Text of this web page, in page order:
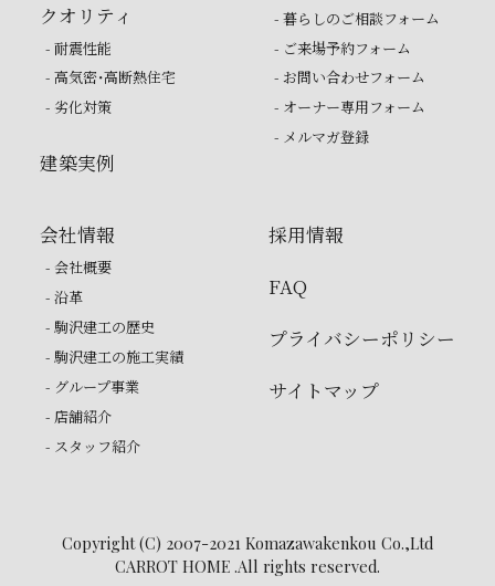
クオリティ
- 耐震性能
- 高気密・高断熱住宅
- 劣化対策
建築実例
- 暮らしのご相談フォーム
- ご来場予約フォーム
- お問い合わせフォーム
- オーナー専用フォーム
- メルマガ登録
会社情報
- 会社概要
- 沿革
- 駒沢建工の歴史
- 駒沢建工の施工実績
- グループ事業
- 店舗紹介
- スタッフ紹介
採用情報
FAQ
プライバシーポリシー
サイトマップ
Copyright (C) 2007-2021 Komazawakenkou Co.,Ltd
CARROT HOME .All rights reserved.